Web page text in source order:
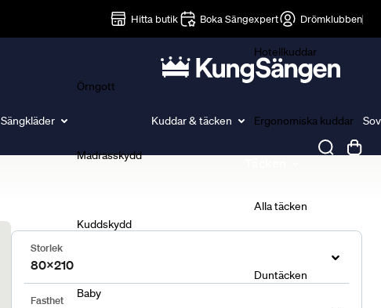
Hitta butik Boka Sängexpert Drömklubben
Sängkläder
Örngott
Madrasskydd
Kuddskydd
Baby
Kuddar & täcken
Hotellkuddar
Ergonomiska kuddar
Alla täcken
Duntäcken
Storlek
80x210
Fasthet